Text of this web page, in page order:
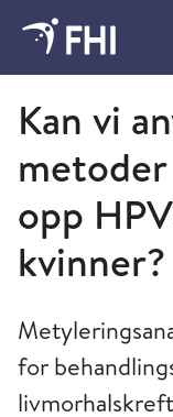
Kan vi
opp
kvinner?
for